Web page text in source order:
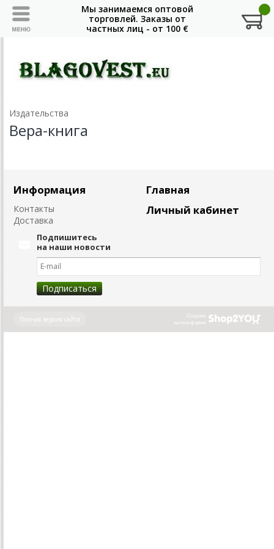
Издательства
Вера-книга
Информация
Контакты
Доставка
Главная
Личный кабинет
Подпишитесь
на наши новости
Создано
на платформе
Полная версия сайта